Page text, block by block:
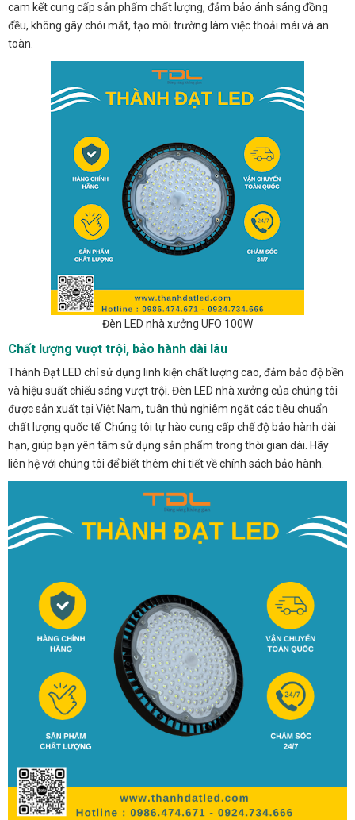
cam kết cung cấp sản phẩm chất lượng, đảm bảo ánh sáng đồng
đều, không gây chói mắt, tạo môi trường làm việc thoải mái và an
toàn.
Đèn LED nhà xưởng UFO 100W
Chất lượng vượt trội, bảo hành dài lâu
Thành Đạt LED chỉ sử dụng linh kiện chất lượng cao, đảm bảo độ bền
và hiệu suất chiếu sáng vượt trội. Đèn LED nhà xưởng của chúng tôi
được sản xuất tại Việt Nam, tuân thủ nghiêm ngặt các tiêu chuẩn
chất lượng quốc tế. Chúng tôi tự hào cung cấp chế độ bảo hành dài
hạn, giúp bạn yên tâm sử dụng sản phẩm trong thời gian dài. Hãy
liên hệ với chúng tôi để biết thêm chi tiết về chính sách bảo hành.